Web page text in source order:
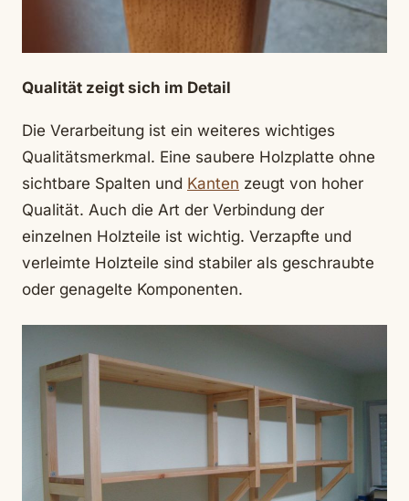
Qualität zeigt sich im Detail
Die Verarbeitung ist ein weiteres wichtiges
Qualitätsmerkmal. Eine saubere Holzplatte ohne
sichtbare Spalten und Kanten zeugt von hoher
Qualität. Auch die Art der Verbindung der
einzelnen Holzteile ist wichtig. Verzapfte und
verleimte Holzteile sind stabiler als geschraubte
oder genagelte Komponenten.